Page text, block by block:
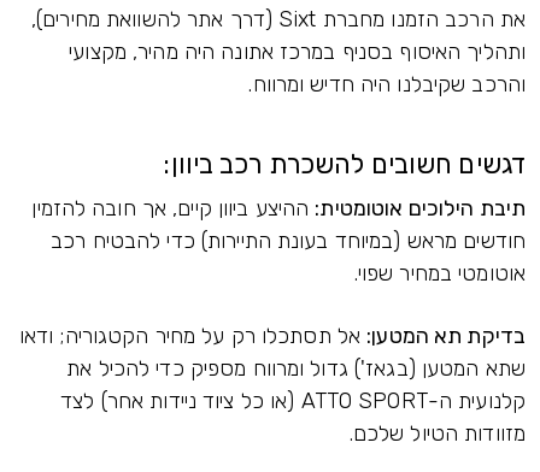
את הרכב הזמנו מחברת Sixt (דרך אתר להשוואת מחירים),
ותהליך האיסוף בסניף במרכז אתונה היה מהיר, מקצועי
והרכב שקיבלנו היה חדיש ומרווח.
דגשים חשובים להשכרת רכב ביוון:
תיבת הילוכים אוטומטית: ההיצע ביוון קיים, אך חובה להזמין
חודשים מראש (במיוחד בעונת התיירות) כדי להבטיח רכב
אוטומטי במחיר שפוי.
בדיקת תא המטען: אל תסתכלו רק על מחיר הקטגוריה; ודאו
שתא המטען (בגאז') גדול ומרווח מספיק כדי להכיל את
קלנועית ה-ATTO SPORT (או כל ציוד ניידות אחר) לצד
מזוודות הטיול שלכם.